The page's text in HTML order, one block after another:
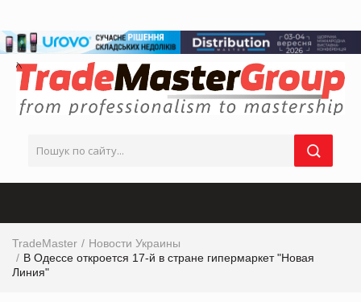
TradeMaster
Новости Украины
В Одессе откроется 17-й в стране гипермаркет "Новая
Линия"